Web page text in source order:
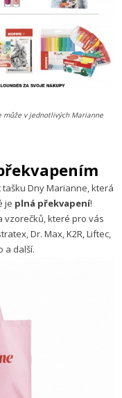
může v jednotlivých Marianne
Dny Marianne, která
je plná překvapení!
vzorečků, které pro vás
Dr. Max, K2R, Liftec,
a další.